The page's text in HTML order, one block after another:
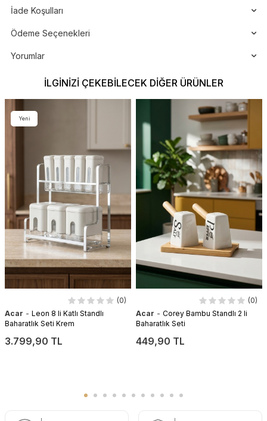
İade Koşulları
Ödeme Seçenekleri
Yorumlar
İLGINIZI ÇEKEBILECEK DIĞER ÜRÜNLER
Yeni
(0)
Acar - Leon 8 li Katlı Standlı
Baharatlık Seti Krem
3.799,90 TL
(0)
Acar - Corey Bambu Standlı 2 li
Baharatlık Seti
449,90 TL